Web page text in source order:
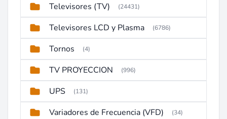
Televisores (TV) (24431)
Televisores LCD y Plasma (6786)
Tornos (4)
TV PROYECCION (996)
UPS (131)
Variadores de Frecuencia (VFD) (34)